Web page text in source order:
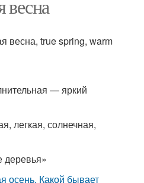
весна
весна, true spring, warm
— яркий
легкая, солнечная,
деревья»